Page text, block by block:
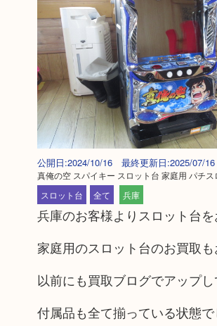
公開日:2024/10/16 最終更新日:2025/07/16
真俺の空 スパイキー スロット台 家庭用 パチス
スロット台
全て 兵庫
兵庫のお客様よりスロット台
家庭用のスロット台のお買取も
以前にも買取ブログでアップ
付属品も全て揃っている状態で